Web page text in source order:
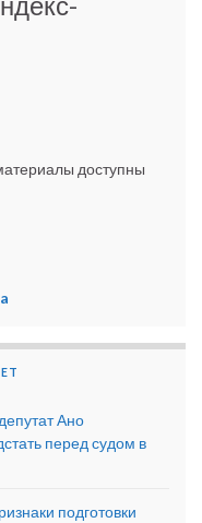
доступны
Ано
перед судом в
подготовки